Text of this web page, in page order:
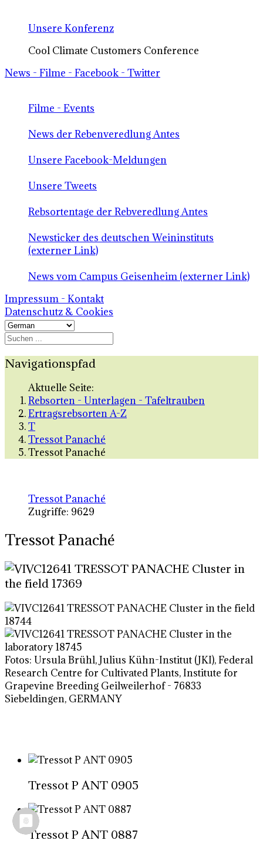
Unsere Konferenz
Cool Climate Customers Conference
News - Filme - Facebook - Twitter
Filme - Events
News der Rebenveredlung Antes
Unsere Facebook-Meldungen
Unsere Tweets
Rebsortentage der Rebveredlung Antes
Newsticker des deutschen Weininstituts
(externer Link)
News vom Campus Geisenheim (externer Link)
Impressum - Kontakt
Datenschutz & Cookies
Navigationspfad
Aktuelle Seite:
Rebsorten - Unterlagen - Tafeltrauben
Ertragsrebsorten A-Z
T
Tressot Panaché
Tressot Panaché
Tressot Panaché
Zugriffe: 9629
Tressot Panaché
Fotos: Ursula Brühl, Julius Kühn-Institut (JKI), Federal
Research Centre for Cultivated Plants, Institute for
Grapevine Breeding Geilweilerhof - 76833
Siebeldingen, GERMANY
Tressot P ANT 0905
Tressot P ANT 0887